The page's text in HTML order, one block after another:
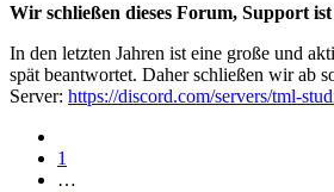
Wir schließen dieses Forum, Support
In den letzten Jahren ist eine große und
spät beantwortet. Daher schließen wir ab
Server: https://discord.com/servers/tml-
1
…